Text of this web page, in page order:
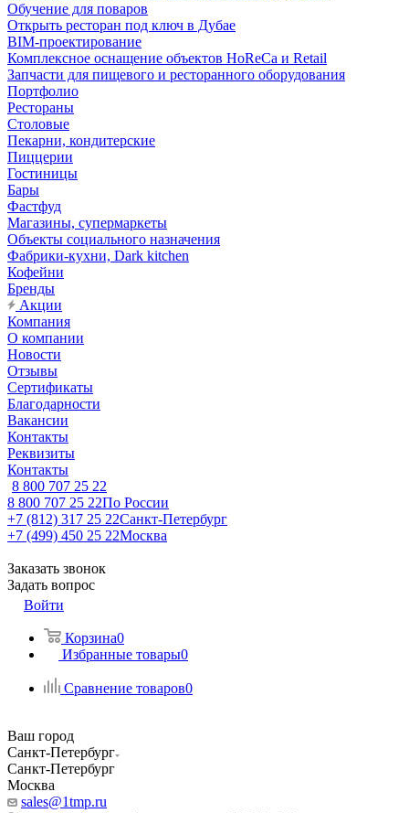
Обучение для поваров
Открыть ресторан под ключ в Дубае
BIM-проектирование
Комплексное оснащение объектов HoReCa и Retail
Запчасти для пищевого и ресторанного оборудования
Портфолио
Рестораны
Столовые
Пекарни, кондитерские
Пиццерии
Гостиницы
Бары
Фастфуд
Магазины, супермаркеты
Объекты социального назначения
Фабрики-кухни, Dark kitchen
Кофейни
Бренды
Акции
Компания
О компании
Новости
Отзывы
Сертификаты
Благодарности
Вакансии
Контакты
Реквизиты
Контакты
8 800 707 25 22
8 800 707 25 22По России
+7 (812) 317 25 22Санкт-Петербург
+7 (499) 450 25 22Москва
Заказать звонок
Задать вопрос
Войти
Корзина0
Избранные товары0
Сравнение товаров0
Ваш город
Санкт-Петербург
Санкт-Петербург
Москва
sales@1tmp.ru